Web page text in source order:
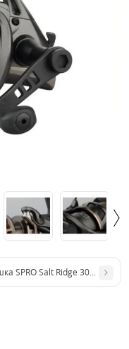
SPRO Salt Ridge 3000 reel